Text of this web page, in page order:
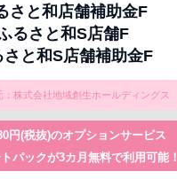
さと和店舗補助金F
るさと和S店舗F
さと和S店舗補助金F
：株式会社地域創生ホールディングス
円(税抜)のオプションサービス
パックが3カ月無料で利用可能！